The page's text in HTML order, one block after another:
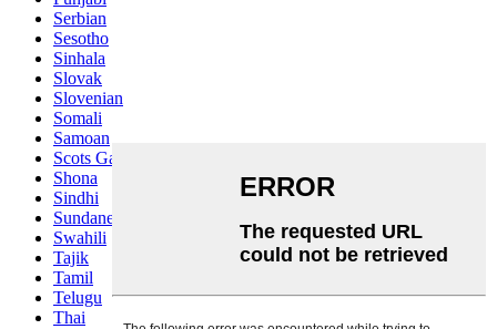
Serbian
Sesotho
Sinhala
Slovak
Slovenian
Somali
Samoan
Scots Gaelic
Shona
Sindhi
Sundanese
Swahili
Tajik
Tamil
Telugu
Thai